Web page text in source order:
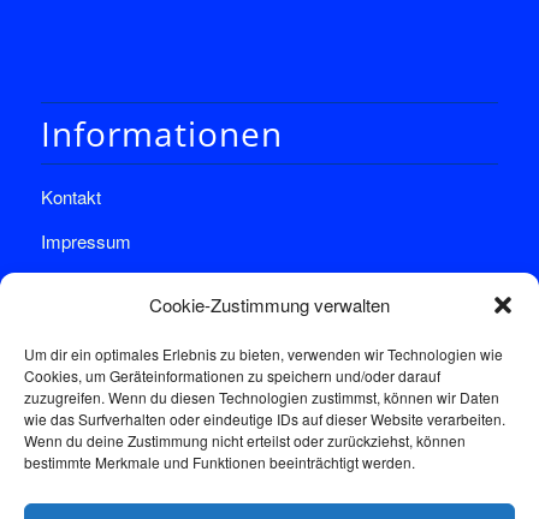
Cookie-Zustimmung verwalten
Um dir ein optimales Erlebnis zu bieten, verwenden wir Technologien wie
Cookies, um Geräteinformationen zu speichern und/oder darauf
zuzugreifen. Wenn du diesen Technologien zustimmst, können wir Daten
wie das Surfverhalten oder eindeutige IDs auf dieser Website verarbeiten.
Wenn du deine Zustimmung nicht erteilst oder zurückziehst, können
bestimmte Merkmale und Funktionen beeinträchtigt werden.
Informationen
Kontakt
Impressum
Sprechstunde